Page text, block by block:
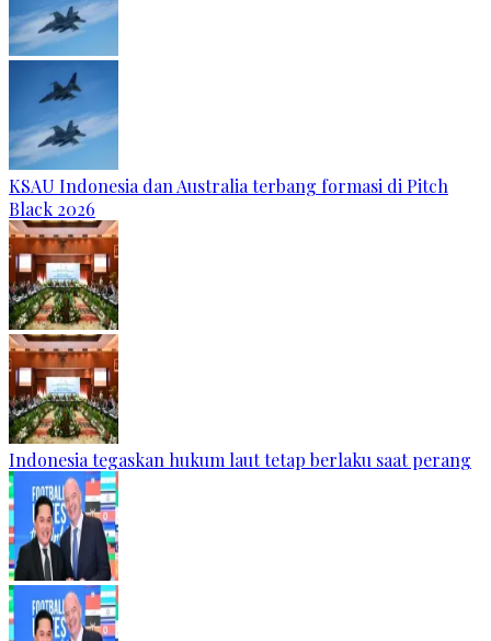
KSAU Indonesia dan Australia terbang formasi di Pitch
Black 2026
Indonesia tegaskan hukum laut tetap berlaku saat perang